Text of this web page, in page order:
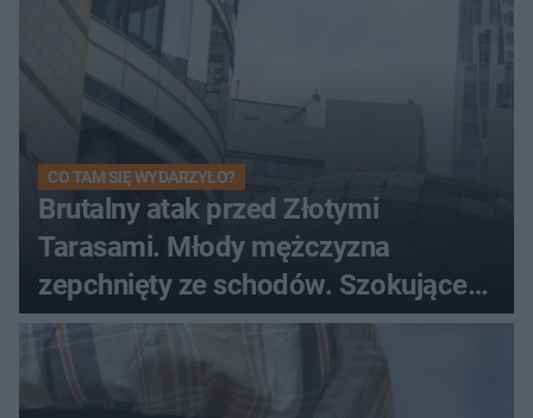
CO TAM SIĘ WYDARZYŁO?
Brutalny atak przed Złotymi
Tarasami. Młody mężczyzna
zepchnięty ze schodów. Szokujące
nagranie krąży po sieci